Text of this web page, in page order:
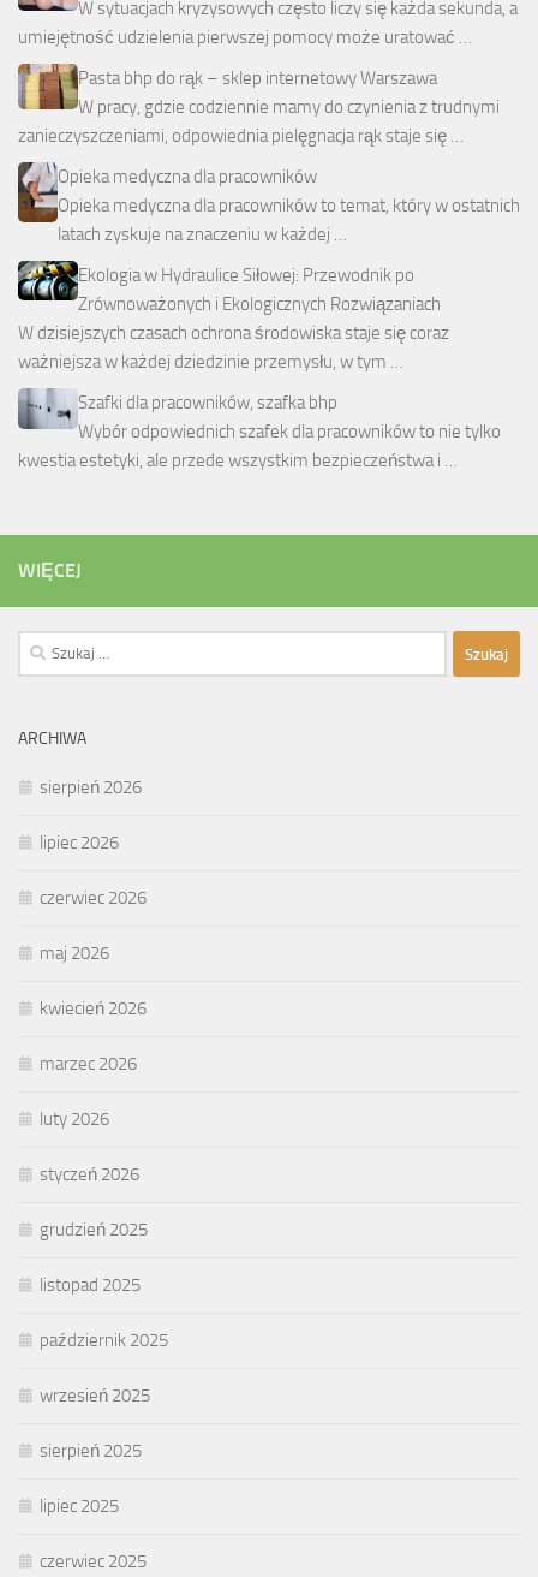
W sytuacjach kryzysowych często liczy się każda sekunda, a
umiejętność udzielenia pierwszej pomocy może uratować …
Pasta bhp do rąk – sklep internetowy Warszawa
W pracy, gdzie codziennie mamy do czynienia z trudnymi
zanieczyszczeniami, odpowiednia pielęgnacja rąk staje się …
Opieka medyczna dla pracowników
Opieka medyczna dla pracowników to temat, który w ostatnich
latach zyskuje na znaczeniu w każdej …
Ekologia w Hydraulice Siłowej: Przewodnik po
Zrównoważonych i Ekologicznych Rozwiązaniach
W dzisiejszych czasach ochrona środowiska staje się coraz
ważniejsza w każdej dziedzinie przemysłu, w tym …
Szafki dla pracowników, szafka bhp
Wybór odpowiednich szafek dla pracowników to nie tylko
kwestia estetyki, ale przede wszystkim bezpieczeństwa i …
WIĘCEJ
Szukaj:
ARCHIWA
sierpień 2026
lipiec 2026
czerwiec 2026
maj 2026
kwiecień 2026
marzec 2026
luty 2026
styczeń 2026
grudzień 2025
listopad 2025
październik 2025
wrzesień 2025
sierpień 2025
lipiec 2025
czerwiec 2025